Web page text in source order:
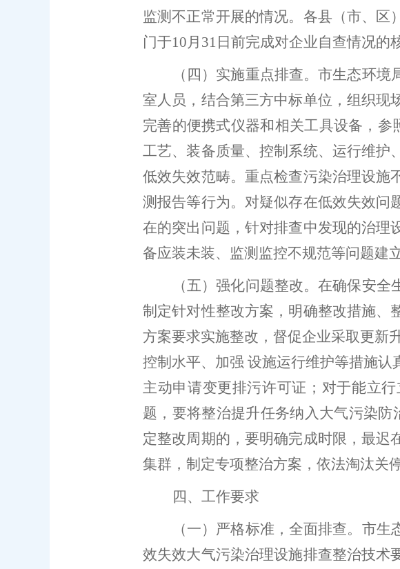
监测不正常开展的情况。 各县（市、区）
门于10月 31 日前完成对企业自查情况的
（四）实施重点排查。市生态环境
室人员，结合第三方中标单位，组织现
完善的便携式仪器和相关工具设备，参
工艺、装备质量、控制系统、运行维护
低效失效范畴。重点检查污染治理设施
测报告等行为。对疑似存在低效失效问
在的突出问题，针对排查中发现的治理
备应装未装、监测监控不规范等问题建
（五）强化问题整改。在确保安全
制定针对性整改方案，明确整改措施、
方案要求实施整改 ，督促企业采取更新
控制水平、加强 设施运行维护等措施认
主动申请变更排污许可证 ； 对于能立
题，要将整治提升任务纳入大气污染防
定整改周期的，要明确完成时限，最迟
集群，制定专项整治方案，依法淘汰关
四、 工作要求
（一）严格标准，全面排查。 市生
效失效大气污染治理设施排查整治技术